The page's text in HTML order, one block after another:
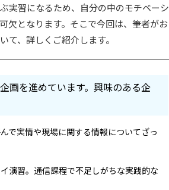
実習になるため、自分の中のモチベーシ
欠となります。そこで今回は、筆者がお
て、詳しくご紹介します。
画を進めています。興味のある企
で実情や現場に関する情報についてざっ
演習。通信課程で不足しがちな実践的な